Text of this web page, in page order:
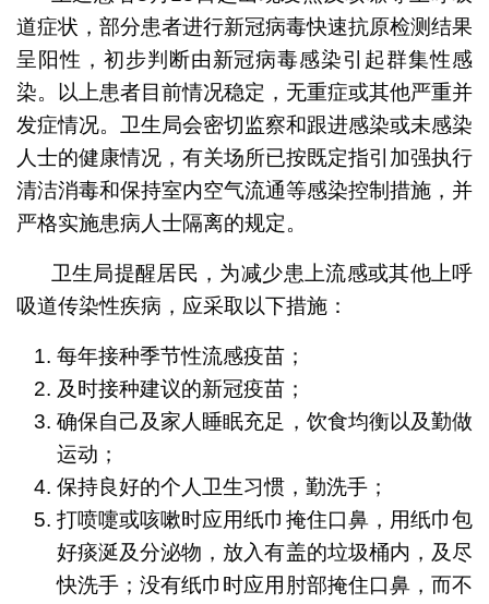
道症状，部分患者进行新冠病毒快速抗原检测结果
呈阳性，初步判断由新冠病毒感染引起群集性感
染。以上患者目前情况稳定，无重症或其他严重并
发症情况。卫生局会密切监察和跟进感染或未感染
人士的健康情况，有关场所已按既定指引加强执行
清洁消毒和保持室内空气流通等感染控制措施，并
严格实施患病人士隔离的规定。
卫生局提醒居民，为减少患上流感或其他上呼
吸道传染性疾病，应采取以下措施：
每年接种季节性流感疫苗；
及时接种建议的新冠疫苗；
确保自己及家人睡眠充足，饮食均衡以及勤做
运动；
保持良好的个人卫生习惯，勤洗手；
打喷嚏或咳嗽时应用纸巾掩住口鼻，用纸巾包
好痰涎及分泌物，放入有盖的垃圾桶内，及尽
快洗手；没有纸巾时应用肘部掩住口鼻，而不